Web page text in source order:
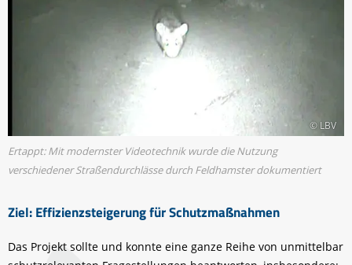
Ziel: Effizienzsteigerung für Schutzmaßnahmen
© LBV
Ertappt: Mit modernster Videotechnik wurde die Nutzung
verschiedener Straßendurchlässe durch Feldhamster dokumentiert
Das Projekt sollte und konnte eine ganze Reihe von unmittelbar